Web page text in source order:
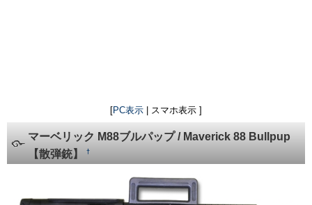
[PC表示 | スマホ表示 ]
マーベリック M88ブルパップ / Maverick 88 Bullpup
【散弾銃】
†